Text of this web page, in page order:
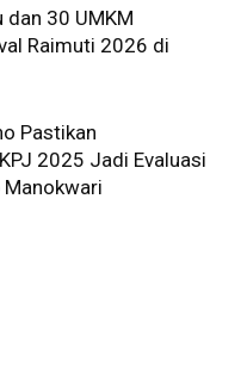
dan 30 UMKM
Raimuti 2026 di
Pastikan
2025 Jadi Evaluasi
Manokwari